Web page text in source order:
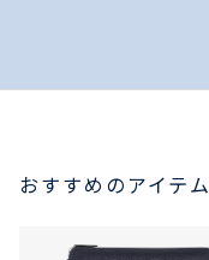
おすすめのアイテム